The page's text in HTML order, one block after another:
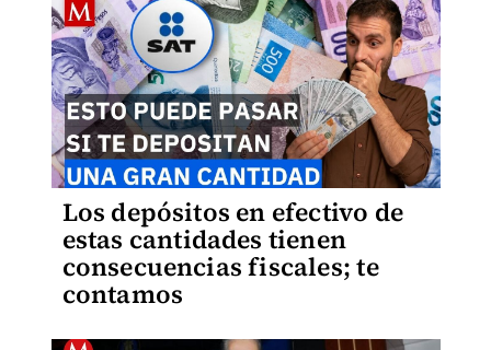
Los depósitos en efectivo de
estas cantidades tienen
consecuencias fiscales; te
contamos